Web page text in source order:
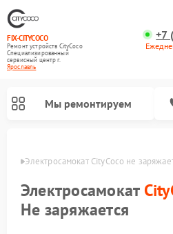
FIX-CITYCOCO
Ремонт устройств CityCoco
Специализированный
cервисный центр г.
Ярославль
+7
Мы ремонтируем
Электросамокат CityCoco не
Электросамокат
Не заряжается